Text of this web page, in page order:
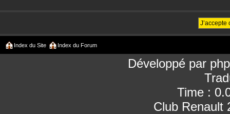
Index du Site Index du Forum
Développé par
Time :
Club Renault